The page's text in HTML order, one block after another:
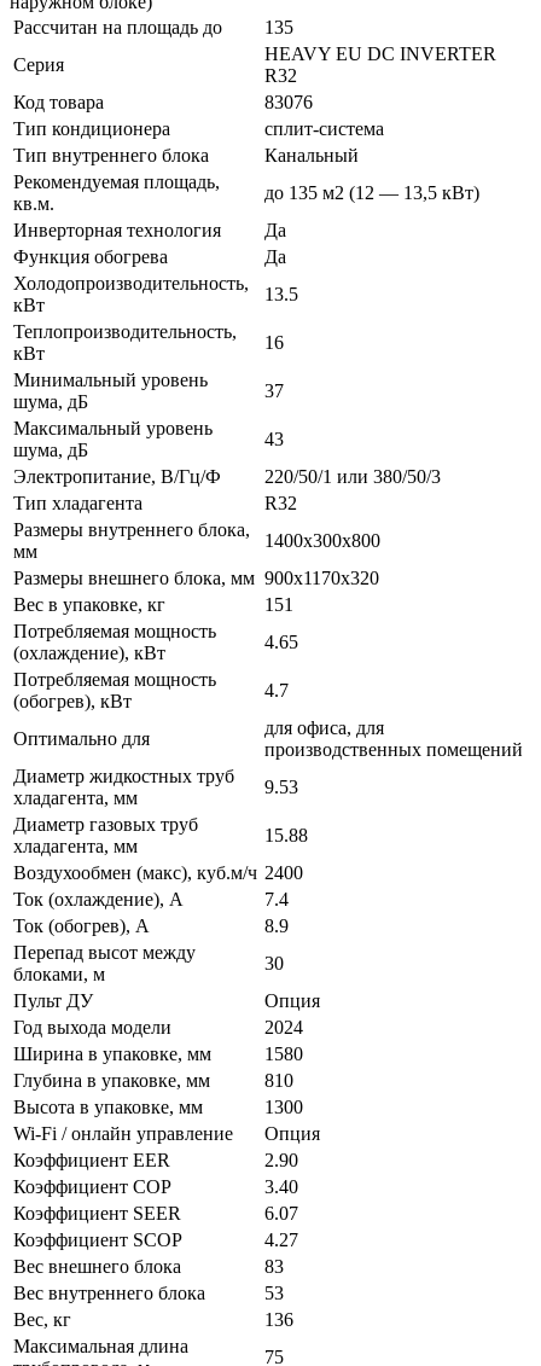
Рассчитан на площадь до
135
Серия
HEAVY EU DC INVERTER
R32
Код товара
83076
Тип кондиционера
сплит-система
Тип внутреннего блока
Канальный
Рекомендуемая площадь,
кв.м.
до 135 м2 (12 — 13,5 кВт)
Инверторная технология
Да
Функция обогрева
Да
Холодопроизводительность,
кВт
13.5
Теплопроизводительность,
кВт
16
Минимальный уровень
шума, дБ
37
Максимальный уровень
шума, дБ
43
Электропитание, В/Гц/Ф
220/50/1 или 380/50/3
Тип хладагента
R32
Размеры внутреннего блока,
мм
1400x300x800
Размеры внешнего блока, мм 900x1170x320
Вес в упаковке, кг
151
Потребляемая мощность
(охлаждение), кВт
4.65
Потребляемая мощность
(обогрев), кВт
4.7
Оптимально для
для офиса, для
производственных помещений
Диаметр жидкостных труб
хладагента, мм
9.53
Диаметр газовых труб
хладагента, мм
15.88
Воздухообмен (макс), куб.м/ч 2400
Ток (охлаждение), А
7.4
Ток (обогрев), А
8.9
Перепад высот между
блоками, м
30
Пульт ДУ
Опция
Год выхода модели
2024
Ширина в упаковке, мм
1580
Глубина в упаковке, мм
810
Высота в упаковке, мм
1300
Wi-Fi / онлайн управление
Опция
Коэффициент EER
2.90
Коэффициент COP
3.40
Коэффициент SEER
6.07
Коэффициент SCOP
4.27
Вес внешнего блока
83
Вес внутреннего блока
53
Вес, кг
136
Максимальная длина
75